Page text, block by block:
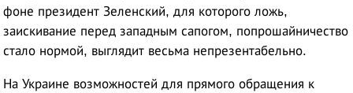
фоне президент Зеленский, для которого ложь,
заискивание перед западным сапогом, попрошайничество
стало нормой, выглядит весьма непрезентабельно.
На Украине возможностей для прямого обращения к